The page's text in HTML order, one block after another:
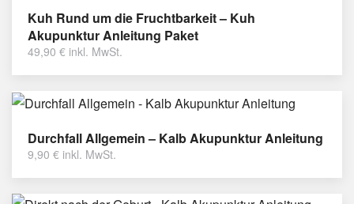
Kuh Rund um die Fruchtbarkeit – Kuh
Akupunktur Anleitung Paket
49,90 € inkl. MwSt.
Durchfall Allgemein – Kalb Akupunktur Anleitung
9,90 € inkl. MwSt.